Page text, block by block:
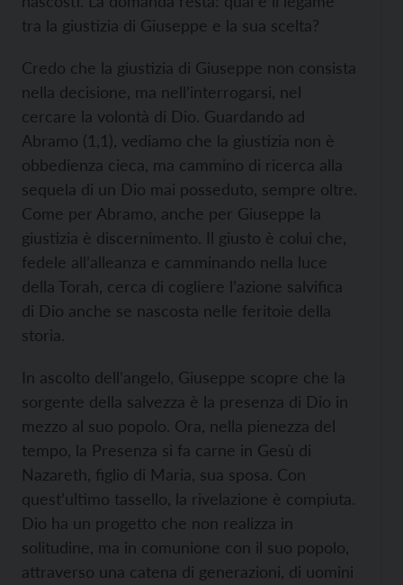
tra la giustizia di Giuseppe e la sua scelta?
Credo che la giustizia di Giuseppe non consista
nella decisione, ma nell’interrogarsi, nel
cercare la volontà di Dio. Guardando ad
Abramo (1,1), vediamo che la giustizia non è
obbedienza cieca, ma cammino di ricerca alla
sequela di un Dio mai posseduto, sempre oltre.
Come per Abramo, anche per Giuseppe la
giustizia è discernimento. Il giusto è colui che,
fedele all’alleanza e camminando nella luce
della Torah, cerca di cogliere l’azione salvifica
di Dio anche se nascosta nelle feritoie della
storia.
In ascolto dell’angelo, Giuseppe scopre che la
sorgente della salvezza è la presenza di Dio in
mezzo al suo popolo. Ora, nella pienezza del
tempo, la Presenza si fa carne in Gesù di
Nazareth, figlio di Maria, sua sposa. Con
quest’ultimo tassello, la rivelazione è compiuta.
Dio ha un progetto che non realizza in
solitudine, ma in comunione con il suo popolo,
attraverso una catena di generazioni, di uomini